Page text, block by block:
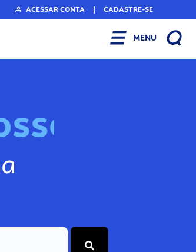
ACESSAR CONTA | CADASTRE-SE
MENU
sso